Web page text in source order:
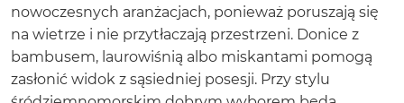
nowoczesnych aranżacjach, ponieważ poruszają się
na wietrze i nie przytłaczają przestrzeni. Donice z
bambusem, laurowiśnią albo miskantami pomogą
zasłonić widok z sąsiedniej posesji. Przy stylu